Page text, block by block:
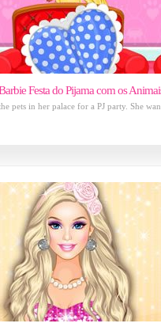
Festa do Pijama com os
pets in her palace for a PJ party. She